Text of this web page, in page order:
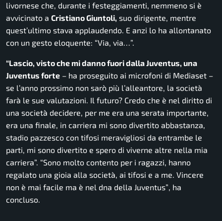
livornese che, durante i festeggiamenti, nemmeno si è
avvicinato a Cristiano Giuntoli, suo dirigente, mentre
quest’ultimo stava applaudendo. E anzi lo ha allontanato
con un gesto eloquente: “Via, via…”.
“Lascio, visto che mi danno fuori dalla Juventus, una
Juventus forte – ha proseguito ai microfoni di Mediaset –
se l’anno prossimo non sarò più l’alleantore, la società
farà le sue valutazioni. Il futuro? Credo che è nel diritto di
una società decidere, per me era una serata importante,
era una finale, in carriera mi sono divertito abbastanza,
stadio pazzesco con tifosi meravigliosi da entrambe le
parti, mi sono divertito e spero di viverne altre nella mia
carriera”. “Sono molto contento per i ragazzi, hanno
regalato una gioia alla società, ai tifosi e a me. Vincere
non è mai facile ma è nel dna della Juventus”, ha
concluso.